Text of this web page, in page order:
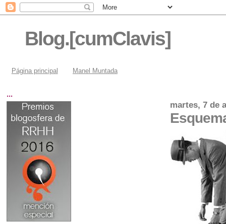
Blog.[cumClavis]
Página principal Manel Muntada
martes, 7 de
...